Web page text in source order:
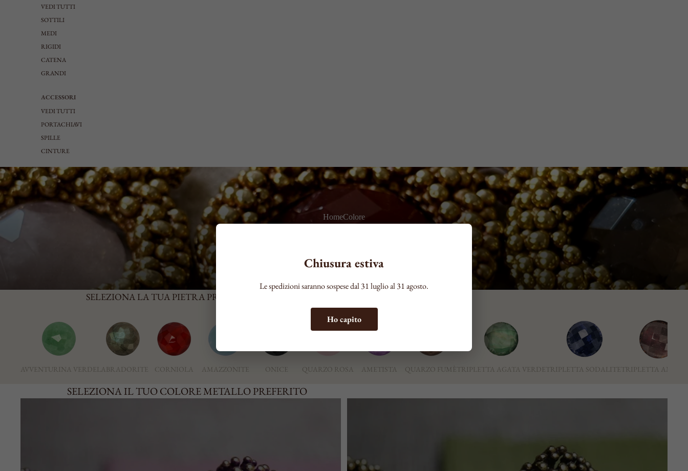
Chiusura estiva
Le spedizioni saranno sospese dal 31 luglio al 31 agosto.
Ho capito
VEDI TUTTI
SOTTILI
MEDI
RIGIDI
CATENA
GRANDI
ACCESSORI
VEDI TUTTI
PORTACHIAVI
SPILLE
CINTURE
HomeColore
SELEZIONA LA TUA PIETRA PREFERITA
AVVENTURINA VERDELABRADORITE CORNIOLA AMAZZONITE ONICE QUARZO ROSA AMETISTA QUARZO FUMÈ TRIPLETTA AGATA VERDE TRIPLETTA SODALITE TRIPLETTA
SELEZIONA IL TUO COLORE METALLO PREFERITO